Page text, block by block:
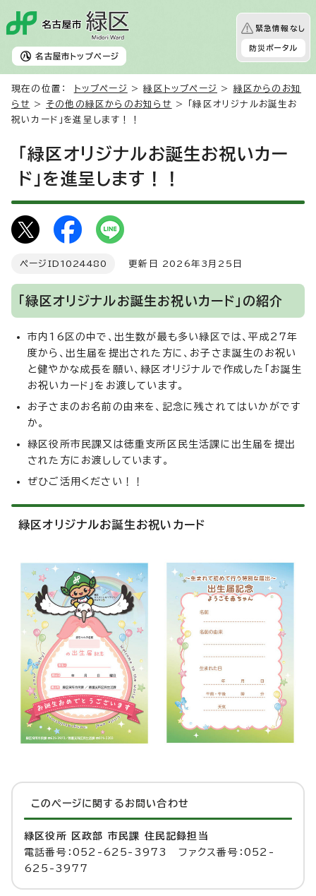
名古屋市 トップページ
緊急情報なし
防災ポータル
現在の位置： トップページ >緑区トップページ > 緑区からのお知
らせ
> その他の緑区からのお知らせ
> 「緑区オリジナルお誕生お
祝いカード」を進呈します！！
「緑区オリジナルお誕生お祝いカー
ド」を進呈します！！
ページID 1024480 更新日 2026年3月25日
「緑区オリジナルお誕生お祝いカード」の紹介
市内16区の中で、出生数が最も多い緑区では、平成27年
度から、出生届を提出された方に、お子さま誕生のお祝い
と健やかな成長を願い、緑区オリジナルで作成した「お誕生
お祝いカード」をお渡しています。
お子さまのお名前の由来を、記念に残されてはいかがです
か。
緑区役所市民課又は徳重支所区民生活課に出生届を提出
された方にお渡ししています。
ぜひご活用ください！！
緑区オリジナルお誕生お祝いカード
このページに関する お問い合わせ
緑区役所 区政部 市民課 住民記録担当
電話番号：052-625-3973 ファクス番号：052-
625-3977